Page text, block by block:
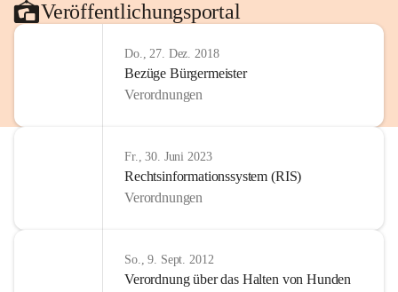
Veröffentlichungsportal
Do., 27. Dez. 2018
Bezüge Bürgermeister
Verordnungen
Fr., 30. Juni 2023
Rechtsinformationssystem (RIS)
Verordnungen
So., 9. Sept. 2012
Verordnung über das Halten von Hunden